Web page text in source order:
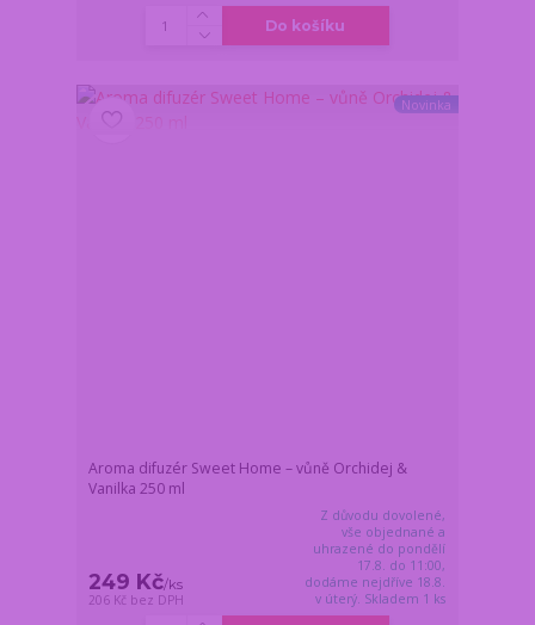
Do košíku
Novinka
Aroma difuzér Sweet Home – vůně Orchidej &
Vanilka 250 ml
249 Kč/ks
206 Kč bez DPH
Z důvodu dovolené,
vše objednané a
uhrazené do pondělí
17.8. do 11:00,
dodáme nejdříve 18.8.
v úterý. Skladem 1 ks